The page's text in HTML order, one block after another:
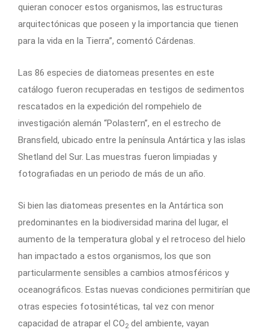
quieran conocer estos organismos, las estructuras
arquitectónicas que poseen y la importancia que tienen
para la vida en la Tierra”, comentó Cárdenas.
Las 86 especies de diatomeas presentes en este
catálogo fueron recuperadas en testigos de sedimentos
rescatados en la expedición del rompehielo de
investigación alemán “Polastern”, en el estrecho de
Bransfield, ubicado entre la península Antártica y las islas
Shetland del Sur. Las muestras fueron limpiadas y
fotografiadas en un periodo de más de un año.
Si bien las diatomeas presentes en la Antártica son
predominantes en la biodiversidad marina del lugar, el
aumento de la temperatura global y el retroceso del hielo
han impactado a estos organismos, los que son
particularmente sensibles a cambios atmosféricos y
oceanográficos. Estas nuevas condiciones permitirían que
otras especies fotosintéticas, tal vez con menor
capacidad de atrapar el CO2 del ambiente, vayan